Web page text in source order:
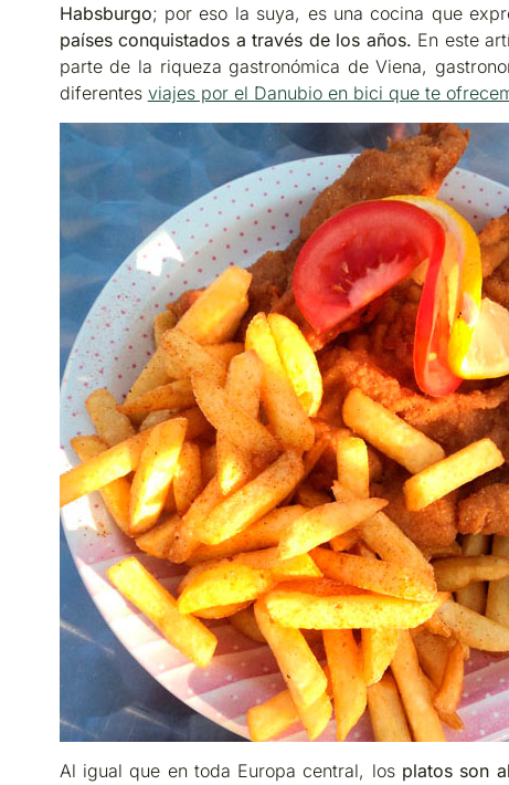
Habsburgo; por eso la suya, es una cocina que
países conquistados a través de los años. En este
parte de la riqueza gastronómica de Viena,
diferentes viajes por el Danubio en bici que te
Al igual que en toda Europa central, los platos son